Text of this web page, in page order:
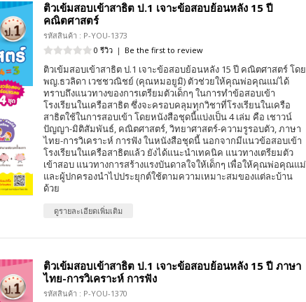
ติวเข้มสอบเข้าสาธิต ป.1 เจาะข้อสอบย้อนหลัง 15 ปี
คณิตศาสตร์
รหัสสินค้า : P-YOU-1373
0 รีวิว | Be the first to review
ติวเข้มสอบเข้าสาธิต ป.1 เจาะข้อสอบย้อนหลัง 15 ปี คณิตศาสตร์ โดย
พญ.ธวลิดา เวชชวณิชย์ (คุณหมอยูมิ) ตัวช่วยให้คุณพ่อคุณแม่ได้
ทราบถึงแนวทางของการเตรียมตัวเด็กๆ ในการทำข้อสอบเข้า
โรงเรียนในเครือสาธิต ซึ่งจะครอบคลุมทุกวิชาที่โรงเรียนในเครือ
สาธิตใช้ในการสอบเข้า โดยหนังสือชุดนี้แบ่งเป็น 4 เล่ม คือ เชาวน์
ปัญญา-มิติสัมพันธ์, คณิตศาสตร์, วิทยาศาสตร์-ความรูรอบตัว, ภาษา
ไทย-การวิเคราะห์ การฟัง ในหนังสือชุดนี้ นอกจากมีแนวข้อสอบเข้า
โรงเรียนในเครือสาธิตแล้ว ยังได้แนะนำเทคนิค แนวทางเตรียมตัว
เข้าสอบ แนวทางการสร้างแรงบันดาลใจให้เด็กๆ เพื่อให้คุณพ่อคุณแม่
และผู้ปกครองนำไปประยุกต์ใช้ตามความเหมาะสมของแต่ละบ้าน
ด้วย
ดูรายละเอียดเพิ่มเติม
ติวเข้มสอบเข้าสาธิต ป.1 เจาะข้อสอบย้อนหลัง 15 ปี ภาษา
ไทย-การวิเคราะห์ การฟัง
รหัสสินค้า : P-YOU-1370